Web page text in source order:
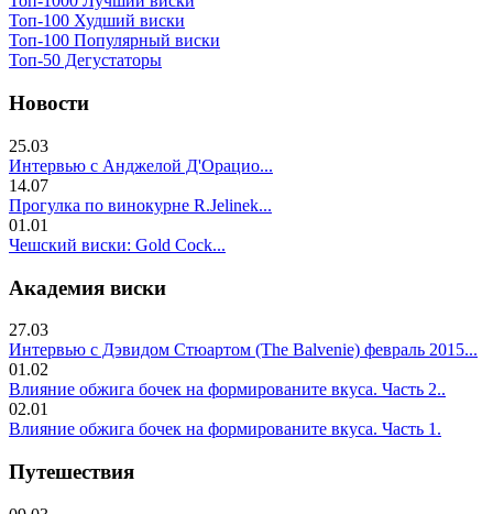
Топ-100 Худший виски
Топ-100 Популярный виски
Топ-50 Дегустаторы
Новости
25.03
Интервью с Анджелой Д'Орацио...
14.07
Прогулка по винокурне R.Jelinek...
01.01
Чешский виски: Gold Cock...
Академия виски
27.03
Интервью с Дэвидом Стюартом (The Balvenie) февраль 2015...
01.02
Влияние обжига бочек на формированите вкуса. Часть 2..
02.01
Влияние обжига бочек на формированите вкуса. Часть 1.
Путешествия